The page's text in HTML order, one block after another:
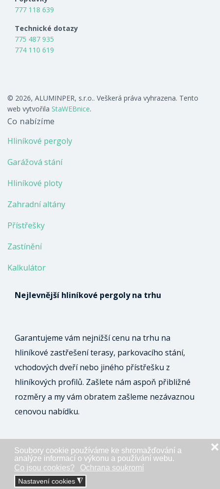
Soubory cookie používáme ke shromažďování a
analýze informací o výkonu a používání webu.
Co jsou cookies?
Ochrana soukromí
Nastavení cookies ◮
❌
777 118 639
Technické dotazy
775 487 935
774 110 619
© 2026, ALUMINPER, s.r.o.. Veškerá práva vyhrazena. Tento
web vytvořila StaWEBnice.
Co nabízíme
Hliníkové pergoly
Garážová stání
Hliníkové ploty
Zahradní altány
Přístřešky
Zastínění
Kalkulátor
Nejlevnější hliníkové pergoly na trhu
Garantujeme vám nejnižší cenu na trhu na
hliníkové zastřešení terasy, parkovacího stání,
vchodových dveří nebo jiného přístřešku z
hliníkových profilů. Zašlete nám aspoň přibližné
rozměry a my vám obratem zašleme nezávaznou
cenovou nabídku.
ODESLAT NEZÁVAZNOU POPTÁVKU